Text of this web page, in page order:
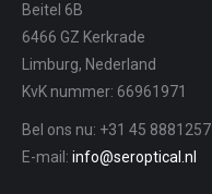
Beitel 6B
6466 GZ Kerkrade
Limburg, Nederland
KvK nummer: 66961971
Bel ons nu: +31 45 8881257
E-mail: info@seroptical.nl